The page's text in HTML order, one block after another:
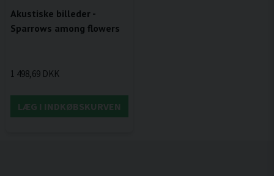
Akustiske billeder -
Sparrows among flowers
1 498,69 DKK
LÆG I INDKØBSKURVEN